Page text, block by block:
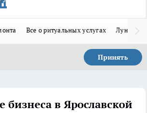
Все о ритуальных услугах Лунно-
Принять
бизнеса в Ярославской